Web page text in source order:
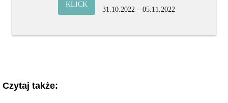
KLICK
31.10.2022 – 05.11.2022
Czytaj także: